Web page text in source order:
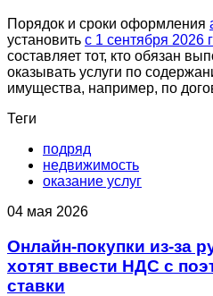
Порядок и сроки оформления
установить с 1 сентября 2026
составляет тот, кто обязан
оказывать услуги по
имущества, например, по
Теги
подряд
недвижимость
оказание услуг
04 мая 2026
Онлайн-покупки из-за
хотят ввести НДС с
ставки